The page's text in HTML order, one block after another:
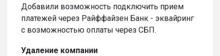
Добавили возможность подключить прием
платежей через Райффайзен Банк - эквайринг
с возможностью оплаты через СБП.
Удаление компании